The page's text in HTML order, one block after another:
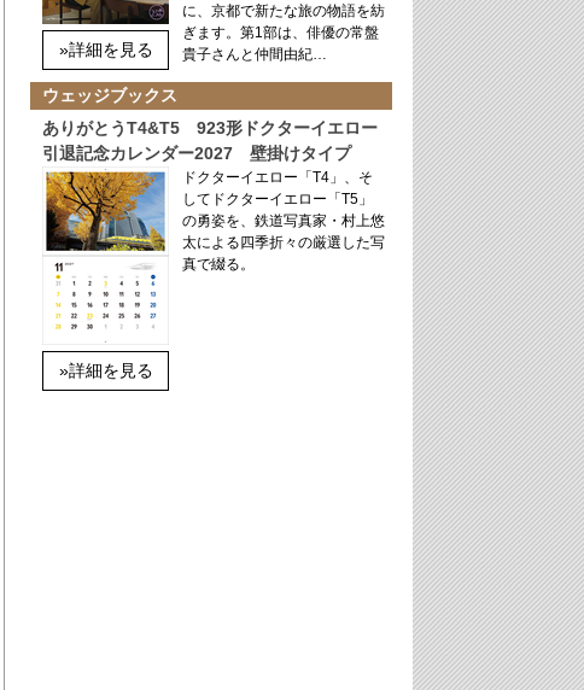
»詳細を見る
に、京都で新たな旅の物語を紡
ぎます。第1部は、俳優の常盤
貴子さんと仲間由紀…
ウェッジブックス
ありがとうT4&T5 923形ドクターイエロー
引退記念カレンダー2027 壁掛けタイプ
»詳細を見る
ドクターイエロー「T4」、そ
してドクターイエロー「T5」
の勇姿を、鉄道写真家・村上悠
太による四季折々の厳選した写
真で綴る。